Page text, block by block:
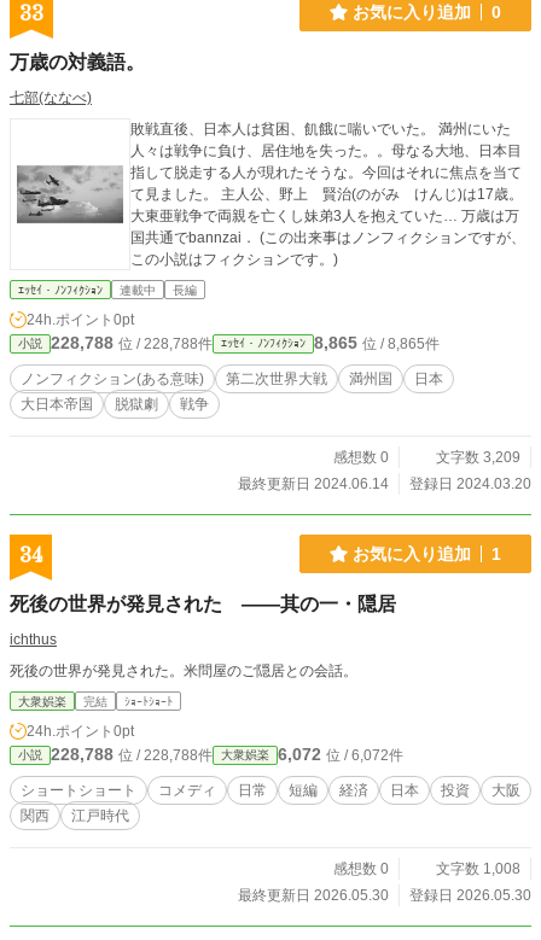
33 お気に入り追加 0
万歳の対義語。
七部(ななべ)
敗戦直後、日本人は貧困、飢餓に喘いでいた。 満州にいた
人々は戦争に負け、居住地を失った。。母なる大地、日本目
指して脱走する人が現れたそうな。今回はそれに焦点を当て
て見ました。 主人公、野上 賢治(のがみ けんじ)は17歳。
大東亜戦争で両親を亡くし妹弟3人を抱えていた… 万歳は万
国共通でbannzai． (この出来事はノンフィクションですが、
この小説はフィクションです。)
ｴｯｾｲ・ﾉﾝﾌｨｸｼｮﾝ 連載中 長編
24h.ポイント 0pt
小説 228,788 位 / 228,788件 ｴｯｾｲ・ﾉﾝﾌｨｸｼｮﾝ 8,865 位 / 8,865件
ノンフィクション(ある意味) 第二次世界大戦 満州国
日本
大日本帝国
脱獄劇 戦争
感想数 0
文字数 3,209
最終更新日 2024.06.14
登録日 2024.03.20
34 お気に入り追加 1
死後の世界が発見された ――其の一・隠居
ichthus
死後の世界が発見された。米問屋のご隠居との会話。
大衆娯楽 完結 ｼｮｰﾄｼｮｰﾄ
24h.ポイント 0pt
小説 228,788 位 / 228,788件 大衆娯楽 6,072 位 / 6,072件
ショートショート コメディ 日常 短編 経済 日本 投資
大阪
関西
江戸時代
感想数 0
文字数 1,008
最終更新日 2026.05.30
登録日 2026.05.30